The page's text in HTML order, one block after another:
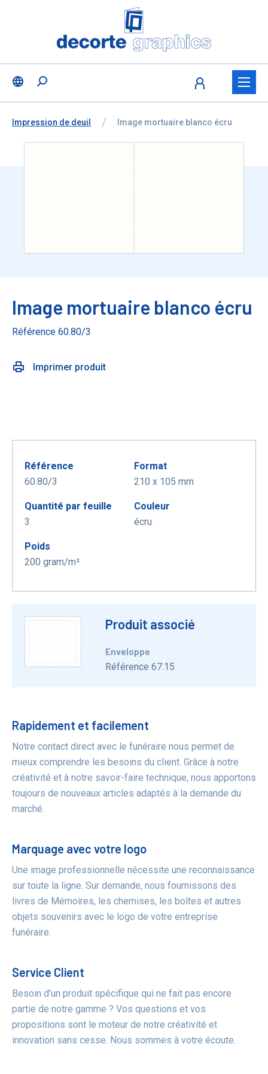
Fratello DEMO
Vous êtes ici:
de
Impression de deuil Image mortuaire blanco écru
Image mortuaire blanco écru
Référence 60.80/3
Imprimer produit
Référence
60.80/3
Format
210 x 105 mm
Quantité par feuille
3
Couleur
écru
Poids
200 gram/m²
Produit associé
Enveloppe
Référence 67.15
Bénéfices
Rapidement et facilement
Notre contact direct avec le funéraire nous permet de
mieux comprendre les besoins du client. Grâce à notre
créativité et à notre savoir-faire technique, nous apportons
toujours de nouveaux articles adaptés à la demande du
marché.
Marquage avec votre logo
Une image professionnelle nécessite une reconnaissance
sur toute la ligne. Sur demande, nous fournissons des
livres de Mémoires, les chemises, les boîtes et autres
objets souvenirs avec le logo de votre entreprise
funéraire.
Service Client
Besoin d'un produit spécifique qui ne fait pas encore
partie de notre gamme ? Vos questions et vos
propositions sont le moteur de notre créativité et
innovation sans cesse. Nous sommes à votre écoute.